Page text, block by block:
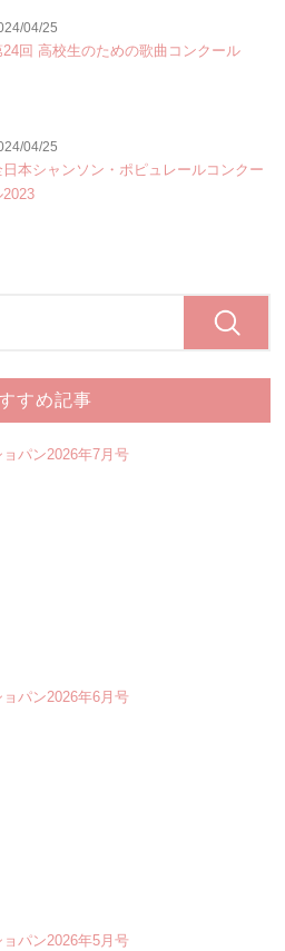
04/25
24回 高校生のための歌曲コンクール
04/25
日本シャンソン・ポピュレールコンクー
2023
すめ記事
ョパン2026年7月号
ョパン2026年6月号
ョパン2026年5月号